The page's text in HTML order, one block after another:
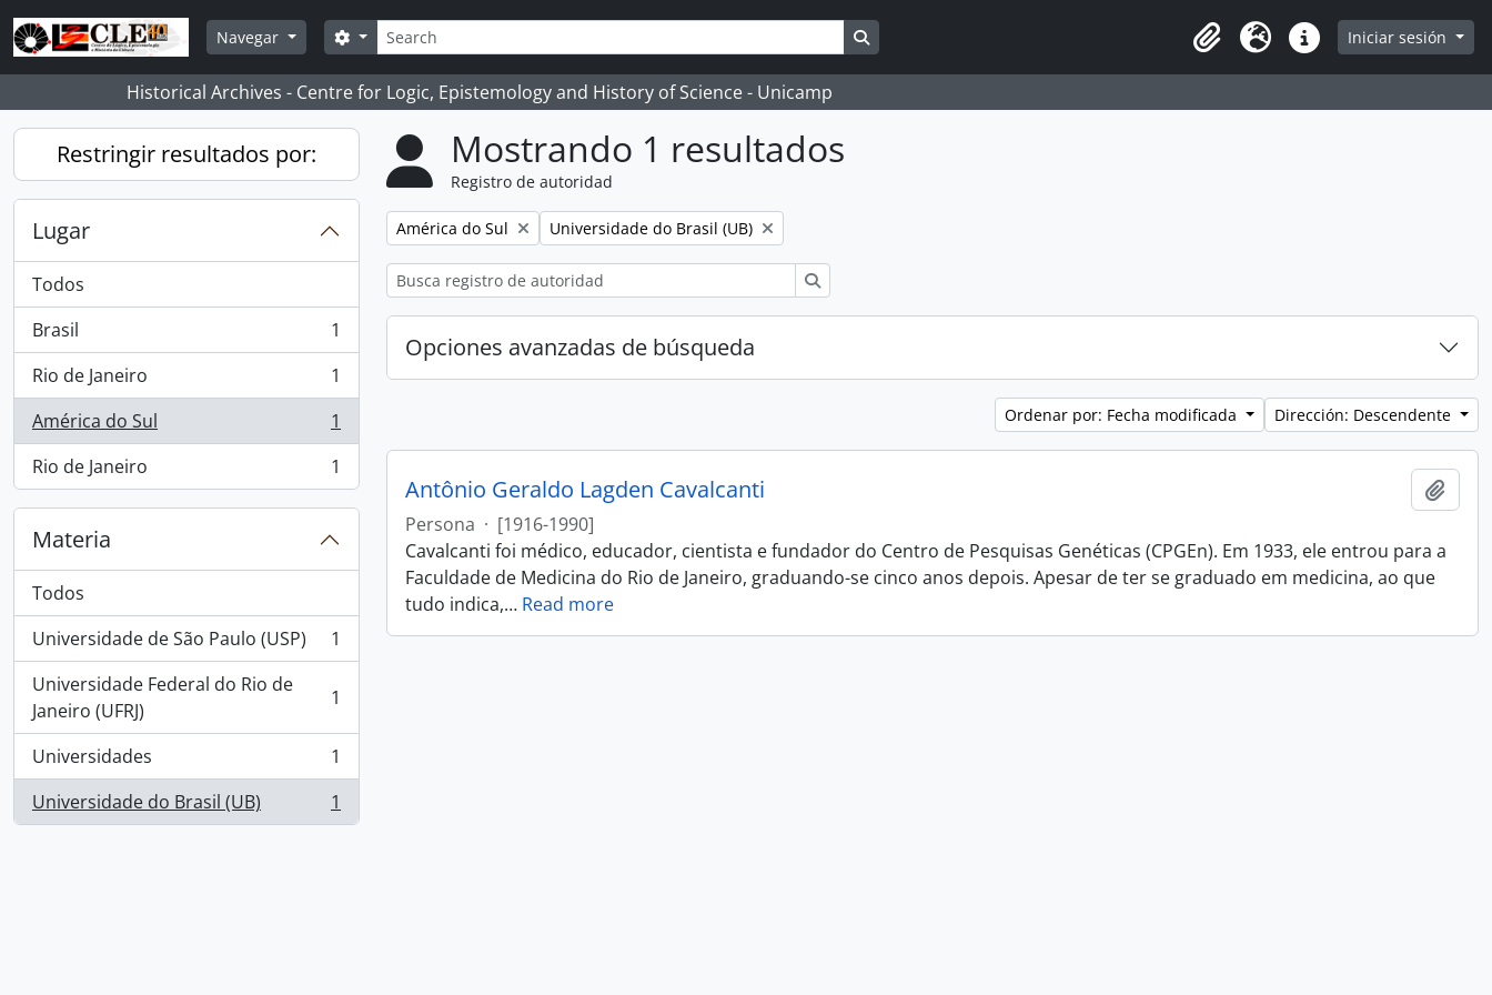
Skip to main content
Navegar
Búsqueda
Search options
Clipboard
Idioma Enlaces rápidos
Iniciar sesión
Historical Archives - Centre for Logic, Epistemology and History of Science - Unicamp
Restringir resultados por:
Lugar
Todos
Brasil
, 1 resultados
1
Rio de Janeiro
, 1 resultados
1
América do Sul
, 1 resultados
1
Rio de Janeiro
, 1 resultados 1
Materia
Todos
Universidade de São Paulo (USP)
, 1 resultados
1
Universidade Federal do Rio de
Janeiro (UFRJ)
, 1 resultados 1
Universidades
, 1 resultados
1
Universidade do Brasil (UB)
, 1 resultados 1
Mostrando 1 resultados
Registro de autoridad
Remove filter:
América do Sul Remove filter:
Universidade do Brasil (UB)
Opciones avanzadas de búsqueda
Ordenar por: Fecha modificada Dirección: Descendente
Antônio Geraldo Lagden Cavalcanti
Persona · [1916-1990]
Cavalcanti foi médico, educador, cientista e fundador do Centro de Pesquisas Genéticas (CPGEn). Em 1933, ele entrou para a
Faculdade de Medicina do Rio de Janeiro, graduando-se cinco anos depois. Apesar de ter se graduado em medicina, ao que
tudo indica,… Read more